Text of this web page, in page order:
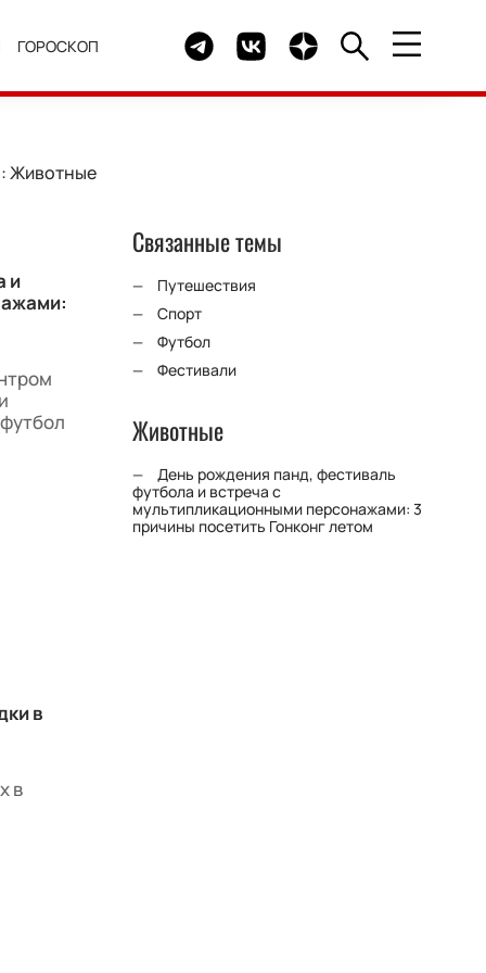
ГОРОСКОП Telegram канал HELLO
Группа HELLO Вконтакте
Канал HELLO в Дзен
Животные
и
в
в
Связанные темы
Путешествия
Спорт
Футбол
Фестивали
Животные
День рождения панд, фестиваль
футбола и встреча с
мультипликационными персонажами: 3
причины посетить Гонконг летом